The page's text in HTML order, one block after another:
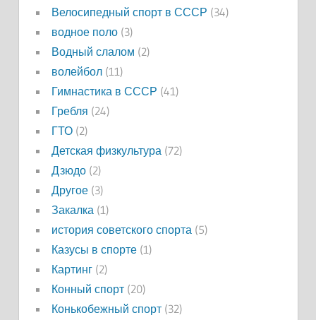
Велосипедный спорт в СССР (34)
водное поло(3)
Водный слалом (2)
волейбол(11)
Гимнастика в СССР (41)
Гребля (24)
ГТО(2)
Детская физкультура (72)
Дзюдо(2)
Другое(3)
Закалка (1)
история советского спорта (5)
Казусы в спорте(1)
Картинг(2)
Конный спорт(20)
Конькобежный спорт(32)